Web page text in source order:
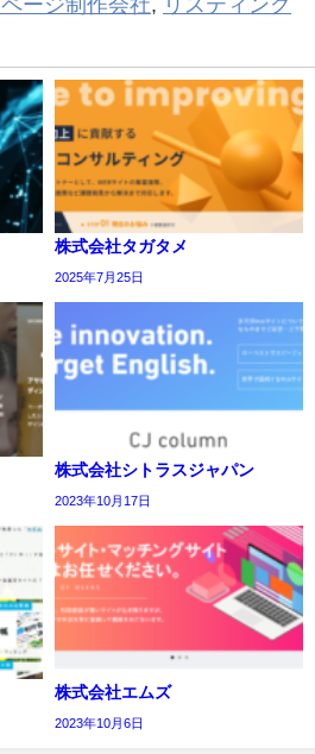
ージ制作会社, リスティング
株式会社タガタメ
2025年7月25日
株式会社シトラスジャパン
2023年10月17日
株式会社エムズ
2023年10月6日